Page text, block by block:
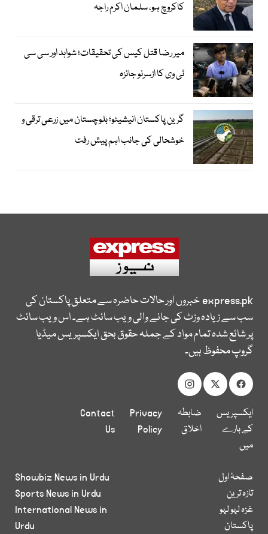
کاکروچ ہو، سلمان اکرم راجہ
میر رضا قتل کیس کی تحقیقات؛ شواہد اور سی سی
ٹی وی کا ازسرنو جائزہ
گرین پاکستان انیشیٹو؛ بلوچستان میں زرعی ترقی و
خوشحالی کی جانب اہم پیش رفت
express.pkخبروں اور حالات حاضرہ سے متعلق پاکستان کی
سب سے زیادہ وزٹ کی جانے والی ویب سائٹ ہے۔ اس ویب سائٹ
پر شائع شدہ تمام مواد کے جملہ حقوق بحق ایکسپریس میڈیا
گروپ محفوظ ہیں۔
ایکسپریس
کے بارے
میں
ضابطہ
اخلاق
Privacy
Policy
Contact
Us
صفحۂ اول
تازہ ترین
غزہ لہو لہو
پاکستان
Showbiz News in Urdu
Sports News in Urdu
International News in
Urdu